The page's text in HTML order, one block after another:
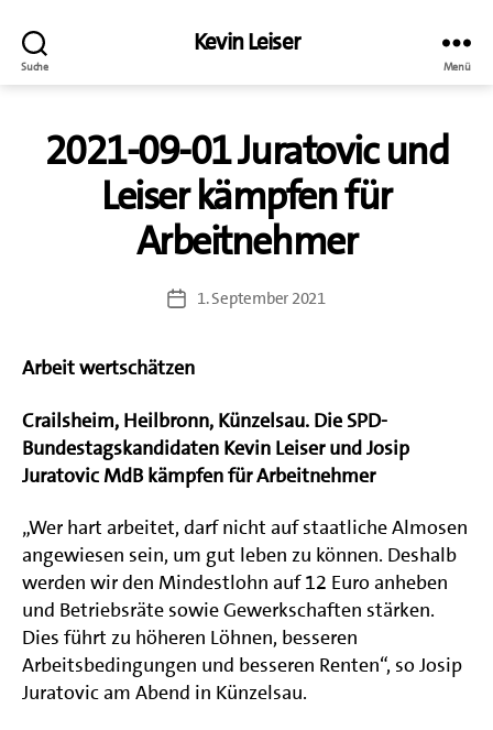
Suche
Kevin Leiser
Menü
2021-09-01 Juratovic und
Leiser kämpfen für
Arbeitnehmer
Veröffentlichungsdatum
1. September 2021
Arbeit wertschätzen
Crailsheim, Heilbronn, Künzelsau. Die SPD-
Bundestagskandidaten Kevin Leiser und Josip
Juratovic MdB kämpfen für Arbeitnehmer
„Wer hart arbeitet, darf nicht auf staatliche Almosen
angewiesen sein, um gut leben zu können. Deshalb
werden wir den Mindestlohn auf 12 Euro anheben
und Betriebsräte sowie Gewerkschaften stärken.
Dies führt zu höheren Löhnen, besseren
Arbeitsbedingungen und besseren Renten“, so Josip
Juratovic am Abend in Künzelsau.